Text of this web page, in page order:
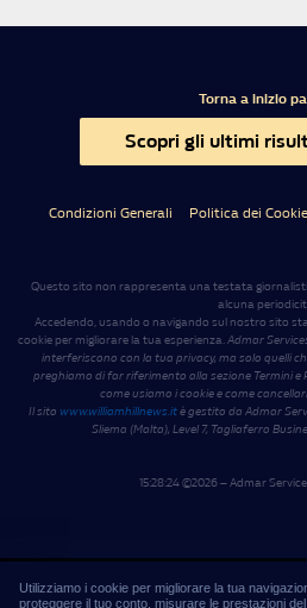
Torna a inizio
Scopri gli ultimi
Condizioni Generali Politica dei Cookie
Questo sito non rappresenta una testata
alcuna
Accedendo, usando o navigando sul nostro sito
cookie per migliorare la tua esperienza.Admar
interferiscono con la tua privacy, ma solo quelli
preghiamo di far riferimento alla sezione Termini
come usiamo i cookie e come
Il sito www.williamhillnews.itè gestito da Admar
Sliema (Malta), Level 7, Tagliaferro
15:28:24 ©2026 – Admar
Utilizziamo i cookie per migliorare la tua
proteggere il tuo conto, misurare le prestazioni